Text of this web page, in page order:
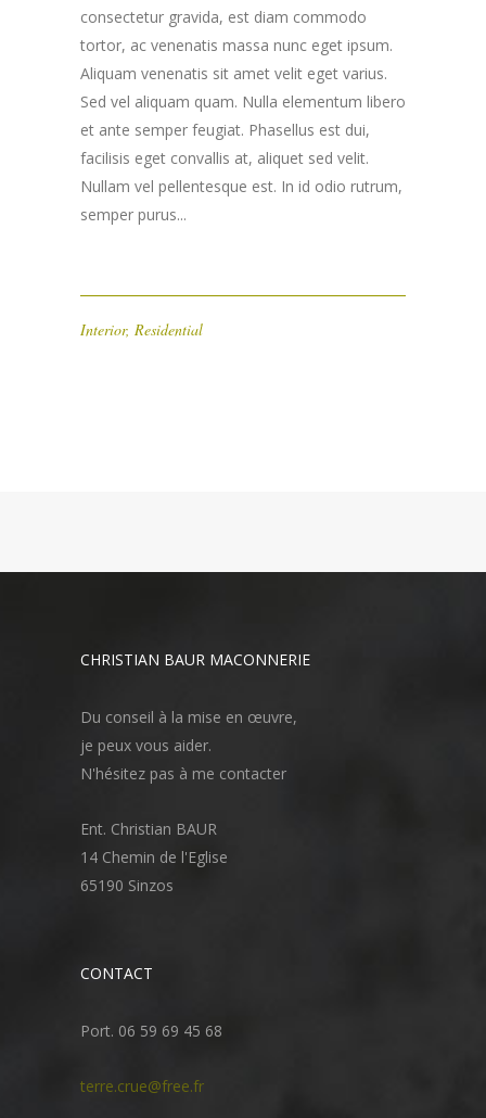
consectetur gravida, est diam commodo
tortor, ac venenatis massa nunc eget ipsum.
Aliquam venenatis sit amet velit eget varius.
Sed vel aliquam quam. Nulla elementum libero
et ante semper feugiat. Phasellus est dui,
facilisis eget convallis at, aliquet sed velit.
Nullam vel pellentesque est. In id odio rutrum,
semper purus...
Interior, Residential
CHRISTIAN BAUR MACONNERIE
Du conseil à la mise en œuvre,
je peux vous aider.
N'hésitez pas à me contacter
Ent. Christian BAUR
14 Chemin de l'Eglise
65190 Sinzos
CONTACT
Port. 06 59 69 45 68
terre.crue@free.fr